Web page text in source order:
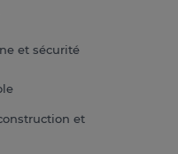
et sécurité
et